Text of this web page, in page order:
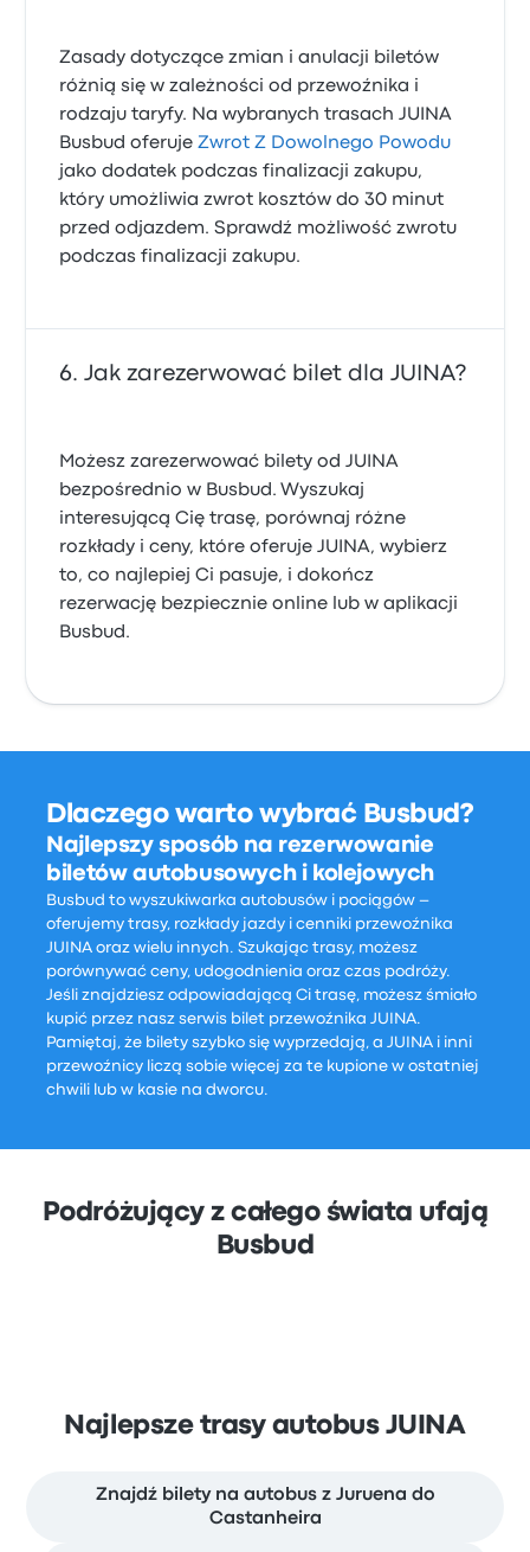
Zasady dotyczące zmian i anulacji biletów
różnią się w zależności od przewoźnika i
rodzaju taryfy. Na wybranych trasach JUINA
Busbud oferujeZwrot Z Dowolnego Powodu
jako dodatek podczas finalizacji zakupu,
który umożliwia zwrot kosztów do 30 minut
przed odjazdem. Sprawdź możliwość zwrotu
podczas finalizacji zakupu.
Jak zarezerwować bilet dla JUINA?
Możesz zarezerwować bilety od JUINA
bezpośrednio w Busbud. Wyszukaj
interesującą Cię trasę, porównaj różne
rozkłady i ceny, które oferuje JUINA, wybierz
to, co najlepiej Ci pasuje, i dokończ
rezerwację bezpiecznie online lub w aplikacji
Busbud.
Dlaczego warto wybrać Busbud?
Najlepszy sposób na rezerwowanie
biletów autobusowych i kolejowych
Busbud to wyszukiwarka autobusów i pociągów –
oferujemy trasy, rozkłady jazdy i cenniki przewoźnika
JUINA oraz wielu innych. Szukając trasy, możesz
porównywać ceny, udogodnienia oraz czas podróży.
Jeśli znajdziesz odpowiadającą Ci trasę, możesz śmiało
kupić przez nasz serwis bilet przewoźnika JUINA.
Pamiętaj, że bilety szybko się wyprzedają, a JUINA i inni
przewoźnicy liczą sobie więcej za te kupione w ostatniej
chwili lub w kasie na dworcu.
Podróżujący z całego świata ufają
Busbud
Najlepsze trasy autobus JUINA
Znajdź bilety na autobus z Juruena do
Castanheira